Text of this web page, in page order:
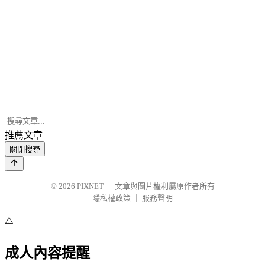
推薦文章
關閉搜尋
© 2026 PIXNET
文章與圖片權利屬原作者所有
隱私權政策
服務聲明
⚠️
成人內容提醒